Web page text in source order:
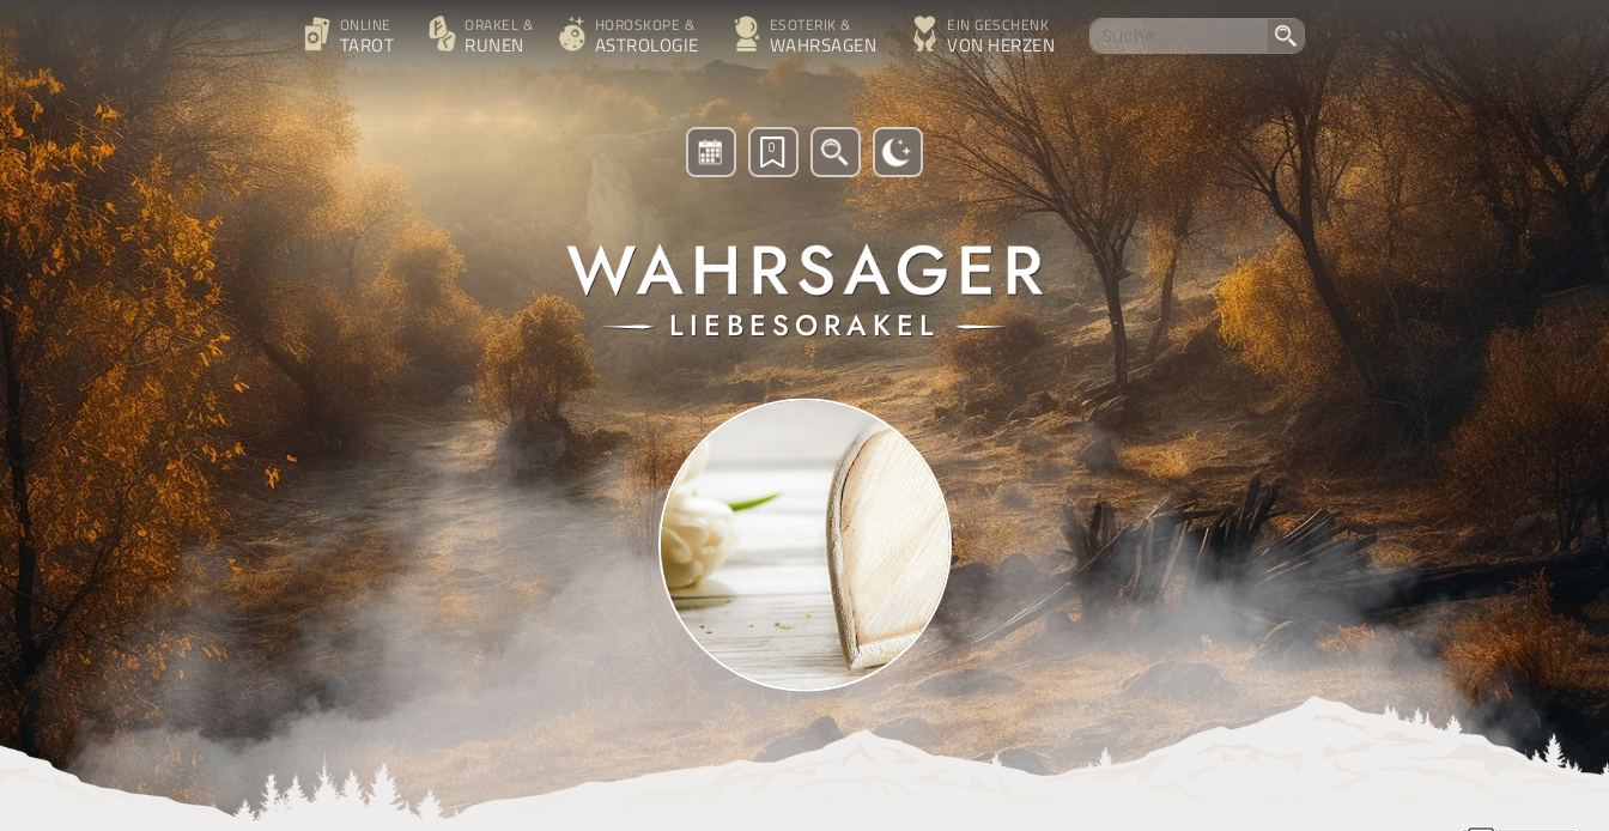
ONLINE
TAROT
ORAKEL &
RUNEN
HOROSKOPE &
ASTROLOGIE
ESOTERIK &
WAHRSAGEN
EIN GESCHENK
VON HERZEN
0
LIEBESORAKEL